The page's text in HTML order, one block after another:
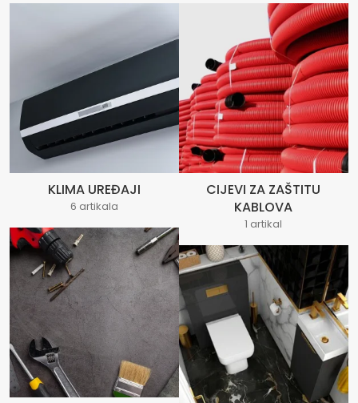
KLIMA UREĐAJI
6 artikala
CIJEVI ZA ZAŠTITU
KABLOVA
1 artikal